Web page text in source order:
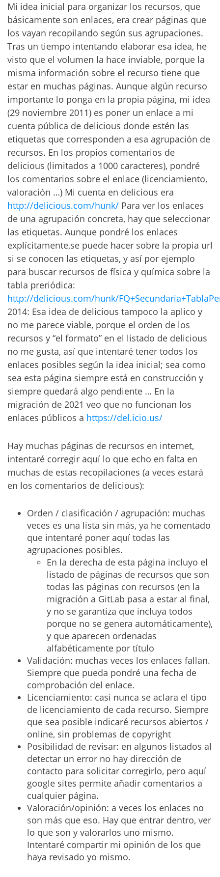
Mi idea inicial para organizar los recursos, que
básicamente son enlaces, era crear páginas que
los vayan recopilando según sus agrupaciones.
Tras un tiempo intentando elaborar esa idea, he
visto que el volumen la hace inviable, porque la
misma información sobre el recurso tiene que
estar en muchas páginas. Aunque algún recurso
importante lo ponga en la propia página, mi idea
(29 noviembre 2011) es poner un enlace a mi
cuenta pública de delicious donde estén las
etiquetas que corresponden a esa agrupación de
recursos. En los propios comentarios de
delicious (limitados a 1000 caracteres), pondré
los comentarios sobre el enlace (licenciamiento,
valoración …) Mi cuenta en delicious era
http://delicious.com/hunk/ Para ver los enlaces
de una agrupación concreta, hay que seleccionar
las etiquetas. Aunque pondré los enlaces
explícitamente,se puede hacer sobre la propia url
si se conocen las etiquetas, y así por ejemplo
para buscar recursos de física y química sobre la
tabla preriódica:
http://delicious.com/hunk/
2014: Esa idea de delicious tampoco la aplico y
no me parece viable, porque el orden de los
recursos y “el formato” en el listado de delicious
no me gusta, así que intentaré tener todos los
enlaces posibles según la idea inicial; sea como
sea esta página siempre está en construcción y
siempre quedará algo pendiente … En la
migración de 2021 veo que no funcionan los
enlaces públicos a https://del.icio.us/
Hay muchas páginas de recursos en internet,
intentaré corregir aquí lo que echo en falta en
muchas de estas recopilaciones (a veces estará
en los comentarios de delicious):
Orden / clasificación / agrupación: muchas
veces es una lista sin más, ya he comentado
que intentaré poner aquí todas las
agrupaciones posibles.
En la derecha de esta página incluyo el
listado de páginas de recursos que son
todas las páginas con recursos (en la
migración a GitLab pasa a estar al final,
y no se garantiza que incluya todos
porque no se genera automáticamente),
y que aparecen ordenadas
alfabéticamente por título
Validación: muchas veces los enlaces fallan.
Siempre que pueda pondré una fecha de
comprobación del enlace.
Licenciamiento: casi nunca se aclara el tipo
de licenciamiento de cada recurso. Siempre
que sea posible indicaré recursos abiertos /
online, sin problemas de copyright
Posibilidad de revisar: en algunos listados al
detectar un error no hay dirección de
contacto para solicitar corregirlo, pero aquí
google sites permite añadir comentarios a
cualquier página.
Valoración/opinión: a veces los enlaces no
son más que eso. Hay que entrar dentro, ver
lo que son y valorarlos uno mismo.
Intentaré compartir mi opinión de los que
haya revisado yo mismo.